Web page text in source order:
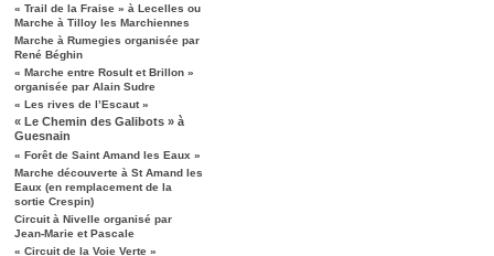
« Trail de la Fraise » à Lecelles ou
Marche à Tilloy les Marchiennes
Marche à Rumegies organisée par
René Béghin
« Marche entre Rosult et Brillon »
organisée par Alain Sudre
« Les rives de l’Escaut »
« Le Chemin des Galibots » à
Guesnain
« Forêt de Saint Amand les Eaux »
Marche découverte à St Amand les
Eaux (en remplacement de la
sortie Crespin)
Circuit à Nivelle organisé par
Jean-Marie et Pascale
« Circuit de la Voie Verte »